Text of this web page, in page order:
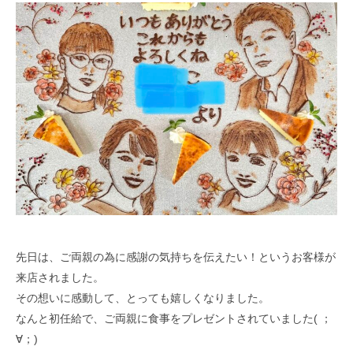
先日は、ご両親の為に感謝の気持ちを伝えたい！というお客様が
来店されました。
その想いに感動して、とっても嬉しくなりました。
なんと初任給で、ご両親に食事をプレゼントされていました( ；
∀；)